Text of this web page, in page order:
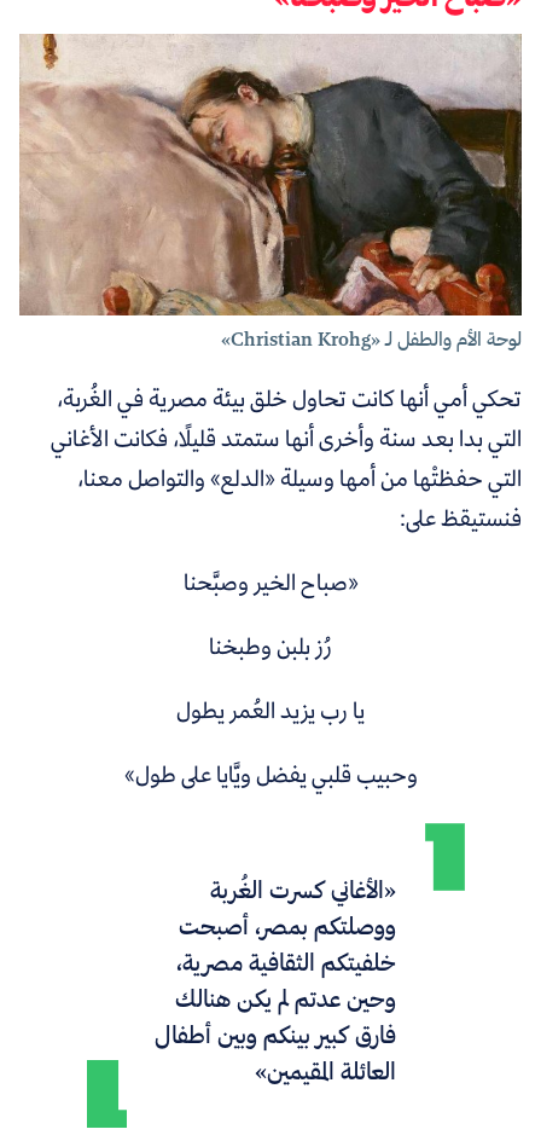
لوحة الأم والطفل لـ «Christian Krohg»
تحكي أمي أنها كانت تحاول خلق بيئة مصرية في الغُربة،
التي بدا بعد سنة وأخرى أنها ستمتد قليلًا، فكانت الأغاني
التي حفظتْها من أمها وسيلة «الدلع» والتواصل معنا،
فنستيقظ على:
«صباح الخير وصبَّحنا
رُز بلبن وطبخنا
يا رب يزيد العُمر يطول
وحبيب قلبي يفضل ويَّايا على طول»
«الأغاني كسرت الغُربة
ووصلتكم بمصر، أصبحت
خلفيتكم الثقافية مصرية،
وحين عدتم لم يكن هنالك
فارق كبير بينكم وبين أطفال
العائلة المقيمين»